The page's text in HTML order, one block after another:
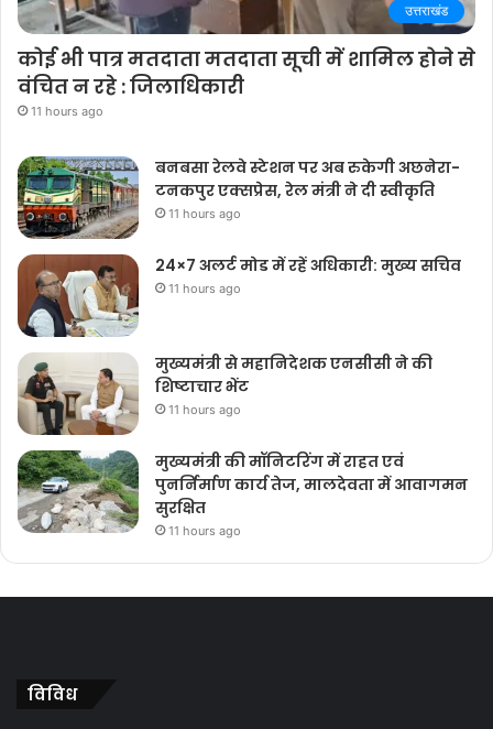
उत्तराखंड
कोई भी पात्र मतदाता मतदाता सूची में शामिल होने से
वंचित न रहे : जिलाधिकारी
11 hours ago
बनबसा रेलवे स्टेशन पर अब रुकेगी अछनेरा-
टनकपुर एक्सप्रेस, रेल मंत्री ने दी स्वीकृति
11 hours ago
24×7 अलर्ट मोड में रहें अधिकारी: मुख्य सचिव
11 hours ago
मुख्यमंत्री से महानिदेशक एनसीसी ने की
शिष्टाचार भेंट
11 hours ago
मुख्यमंत्री की मॉनिटरिंग में राहत एवं
पुनर्निर्माण कार्य तेज, मालदेवता में आवागमन
सुरक्षित
11 hours ago
विविध